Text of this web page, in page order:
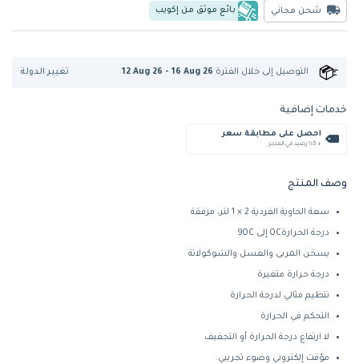
شحن مجاني بائع موثق من إكويب
التوصيل إلى خلال الفترة 12 Aug 26 - 16 Aug 26 تغيير الدولة
خدمات إضافية
احصل على مطابقة سعر
+ %5 رصيد في المتجر
وصف المنتج
سعة الحاوية الفردية 2 × 1 لتر، مرفقة
درجة الحرارة0C إلى 90C
يسخن المربى والعسل والشوكولاتة
درجة حرارة متغيرة
تنظيم مثالي لدرجة الحرارة
التحكم في الحرارة
لا ارتفاع درجة الحرارة أو التجفيف
مؤقت إلكتروني وضوء تجريبي.